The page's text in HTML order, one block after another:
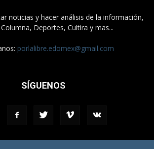
noticias y hacer análisis de la información,
Deportes, Cultira y mas...
porlalibre.edomex@gmail.com
SÍGUENOS